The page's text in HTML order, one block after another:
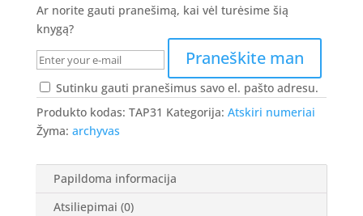
Ar norite gauti pranešimą, kai vėl turėsime šią
knygą?
Praneškite man
Sutinku gauti pranešimus savo el. pašto adresu.
Produkto kodas: TAP31 Kategorija: Atskiri numeriai
Žyma: archyvas
Papildoma informacija
Atsiliepimai (0)